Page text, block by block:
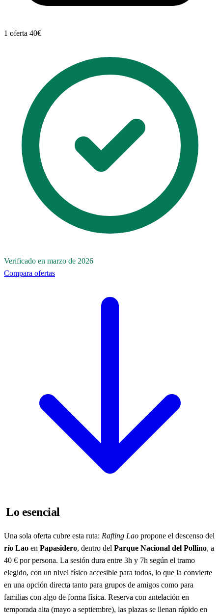
1 oferta 40€
Verificado en marzo de 2026
Compara ofertas
Lo esencial
Una sola oferta cubre esta ruta: Rafting Lao propone el descenso del
río Lao en Papasidero, dentro del Parque Nacional del Pollino, a
40 € por persona. La sesión dura entre 3h y 7h según el tramo
elegido, con un nivel físico accesible para todos, lo que la convierte
en una opción directa tanto para grupos de amigos como para
familias con algo de forma física. Reserva con antelación en
temporada alta (mayo a septiembre), las plazas se llenan rápido en